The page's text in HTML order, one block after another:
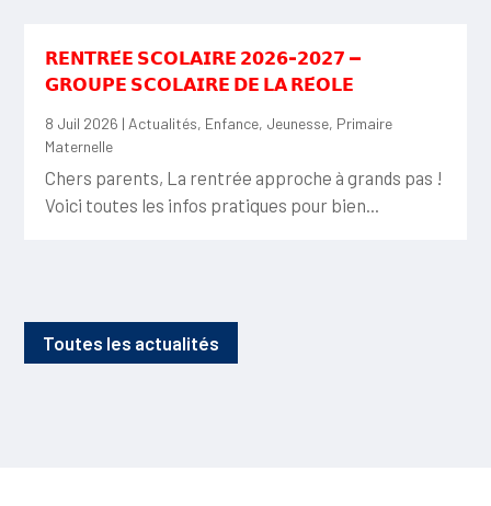
𝗥𝗘𝗡𝗧𝗥𝗘́𝗘 𝗦𝗖𝗢𝗟𝗔𝗜𝗥𝗘 𝟮𝟬𝟮𝟲-𝟮𝟬𝟮𝟳 —
𝗚𝗥𝗢𝗨𝗣𝗘 𝗦𝗖𝗢𝗟𝗔𝗜𝗥𝗘 𝗗𝗘 𝗟𝗔 𝗥𝗘́𝗢𝗟𝗘
8 Juil 2026 | Actualités, Enfance, Jeunesse, Primaire
Maternelle
Chers parents, La rentrée approche à grands pas !
Voici toutes les infos pratiques pour bien...
Toutes les actualités